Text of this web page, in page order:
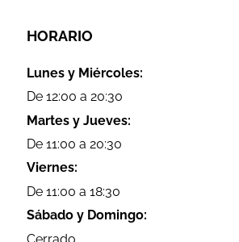
HORARIO
Lunes y Miércoles:
De 12:00 a 20:30
Martes y Jueves:
De 11:00 a 20:30
Viernes:
De 11:00 a 18:30
Sábado y Domingo:
Cerrado